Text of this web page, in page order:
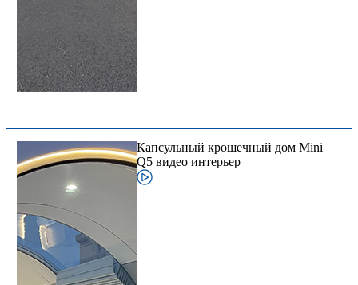
Капсульный крошечный дом Mini
Q5 видео интерьер